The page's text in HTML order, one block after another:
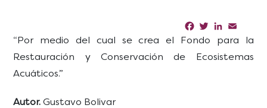
Facebook
TwitterLinkedIn
“Por medio del cual se crea el Fondo para la
Restauración y Conservación de Ecosistemas
Acuáticos.”
Autor. Gustavo Bolivar